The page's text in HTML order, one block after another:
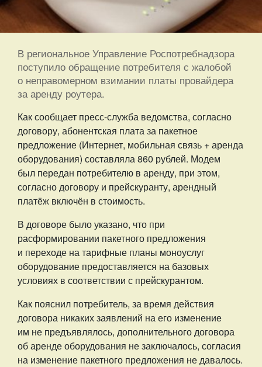
В региональное Управление Роспотребнадзора
поступило обращение потребителя с жалобой
о неправомерном взимании платы провайдера
за аренду роутера.
Как сообщает пресс-служба ведомства, согласно
договору, абонентская плата за пакетное
предложение (Интернет, мобильная связь + аренда
оборудования) составляла 860 рублей. Модем
был передан потребителю в аренду, при этом,
согласно договору и прейскуранту, арендный
платёж включён в стоимость.
В договоре было указано, что при
расформировании пакетного предложения
и переходе на тарифные планы моноуслуг
оборудование предоставляется на базовых
условиях в соответствии с прейскурантом.
Как пояснил потребитель, за время действия
договора никаких заявлений на его изменение
им не предъявлялось, дополнительного договора
об аренде оборудования не заключалось, согласия
на изменение пакетного предложения не давалось.